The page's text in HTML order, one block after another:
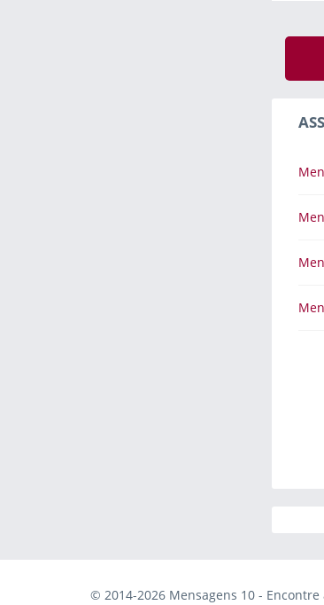
© 2014-2026 Mensagens 10 -